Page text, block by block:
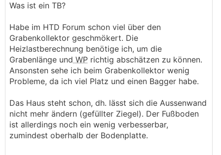
Was ist ein TB?
Habe im HTD Forum schon viel über den
Grabenkollektor geschmökert. Die
Heizlastberechnung benötige ich, um die
Grabenlänge und WP richtig abschätzen zu können.
Ansonsten sehe ich beim Grabenkollektor wenig
Probleme, da ich viel Platz und einen Bagger habe.
Das Haus steht schon, dh. lässt sich die Aussenwand
nicht mehr ändern (gefüllter Ziegel). Der Fußboden
ist allerdings noch ein wenig verbesserbar,
zumindest oberhalb der Bodenplatte.